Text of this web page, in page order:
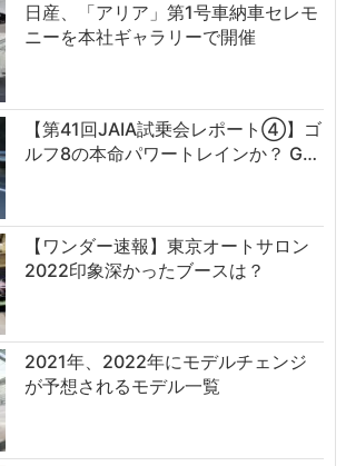
日産、「アリア」第1号車納車セレモ
ニーを本社ギャラリーで開催
【第41回JAIA試乗会レポート④】ゴ
ルフ8の本命パワートレインか？ G…
【ワンダー速報】東京オートサロン
2022印象深かったブースは？
2021年、2022年にモデルチェンジ
が予想されるモデル一覧